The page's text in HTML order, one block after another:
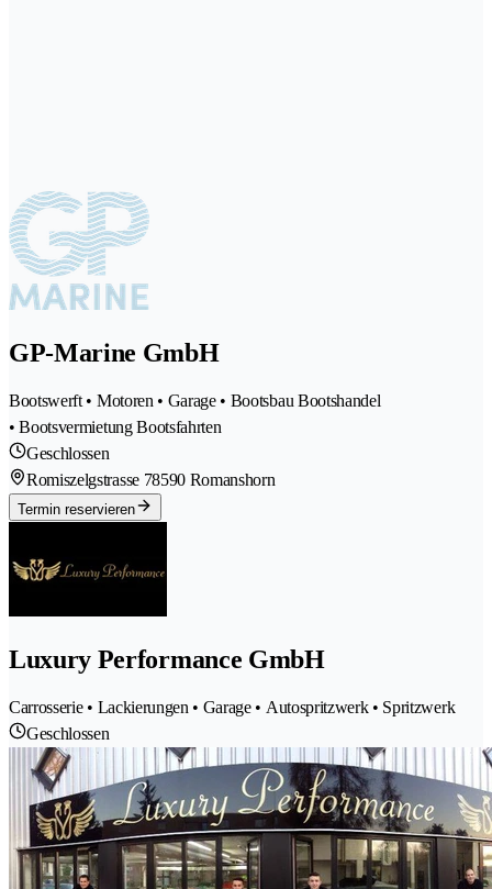
GP-Marine GmbH
Bootswerft • Motoren • Garage • Bootsbau Bootshandel
• Bootsvermietung Bootsfahrten
Geschlossen
Romiszelgstrasse 78590 Romanshorn
Termin reservieren
Luxury Performance GmbH
Carrosserie • Lackierungen • Garage • Autospritzwerk • Spritzwerk
Geschlossen